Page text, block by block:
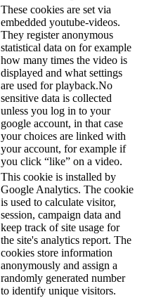
These cookies are set via
embedded youtube-videos.
They register anonymous
statistical data on for example
how many times the video is
displayed and what settings
are used for playback.No
sensitive data is collected
unless you log in to your
google account, in that case
your choices are linked with
your account, for example if
you click “like” on a video.
This cookie is installed by
Google Analytics. The cookie
is used to calculate visitor,
session, campaign data and
keep track of site usage for
the site's analytics report. The
cookies store information
anonymously and assign a
randomly generated number
to identify unique visitors.